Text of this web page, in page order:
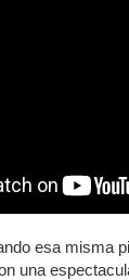
esa misma
una